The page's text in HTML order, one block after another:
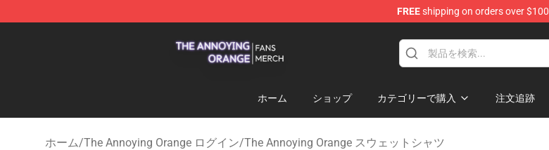
FREEshipping on orders over $100
ホーム ショップ カテゴリーで購入 注文追跡
ホーム/The Annoying Orange ログイン/The Annoying Orange スウェットシャツ